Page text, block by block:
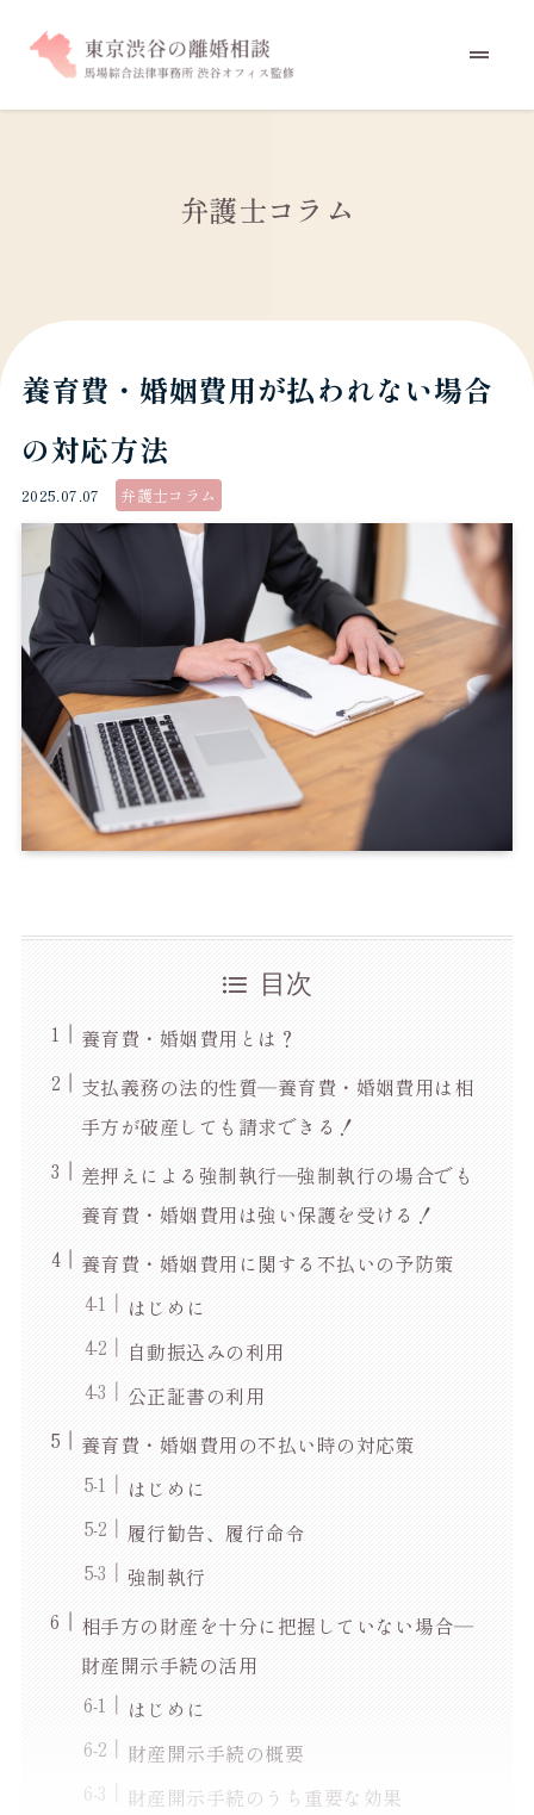
弁護士コラム
養育費・婚姻費用が払われない場合
の対応方法
2025.07.07 弁護士コラム
目次
養育費・婚姻費用とは？
支払義務の法的性質―養育費・婚姻費用は相
手方が破産しても請求できる！
差押えによる強制執行―強制執行の場合でも
養育費・婚姻費用は強い保護を受ける！
養育費・婚姻費用に関する不払いの予防策
はじめに
自動振込みの利用
公正証書の利用
養育費・婚姻費用の不払い時の対応策
はじめに
履行勧告、履行命令
強制執行
相手方の財産を十分に把握していない場合―
財産開示手続の活用
はじめに
財産開示手続の概要
財産開示手続のうち重要な効果